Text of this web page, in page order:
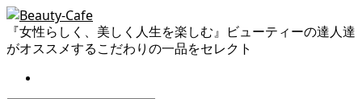
『女性らしく、美しく人生を楽しむ』ビューティーの達人達
がオススメするこだわりの一品をセレクト